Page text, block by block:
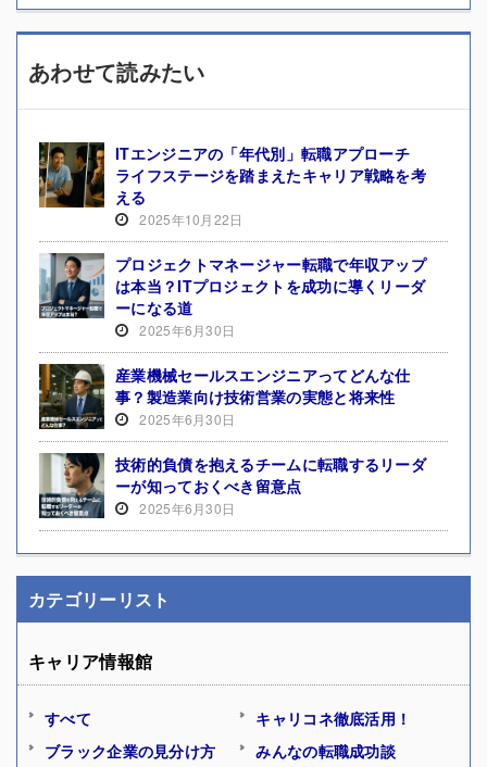
あわせて読みたい
ITエンジニアの「年代別」転職アプローチ
ライフステージを踏まえたキャリア戦略を考
える
2025年10月22日
プロジェクトマネージャー転職で年収アップ
は本当？ITプロジェクトを成功に導くリーダ
ーになる道
2025年6月30日
産業機械セールスエンジニアってどんな仕
事？製造業向け技術営業の実態と将来性
2025年6月30日
技術的負債を抱えるチームに転職するリーダ
ーが知っておくべき留意点
2025年6月30日
カテゴリーリスト
キャリア情報館
すべて
キャリコネ徹底活用！
ブラック企業の見分け方
みんなの転職成功談